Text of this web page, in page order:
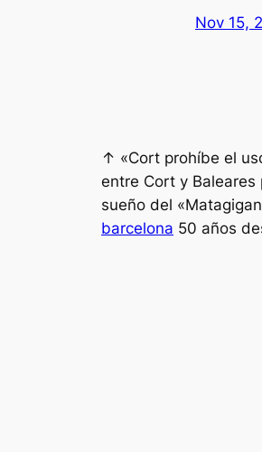
Nov 15,
↑ «Cort prohíbe el
entre Cort y
sueño del
barcelona 50 años